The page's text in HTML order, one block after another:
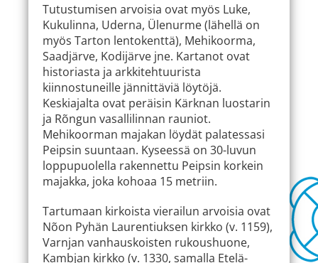
Tutustumisen arvoisia ovat myös Luke,
Kukulinna, Uderna, Ülenurme (lähellä on
myös Tarton lentokenttä), Mehikoorma,
Saadjärve, Kodijärve jne. Kartanot ovat
historiasta ja arkkitehtuurista
kiinnostuneille jännittäviä löytöjä.
Keskiajalta ovat peräisin Kärknan luostarin
ja Rõngun vasallilinnan rauniot.
Mehikoorman majakan löydät palatessasi
Peipsin suuntaan. Kyseessä on 30-luvun
loppupuolella rakennettu Peipsin korkein
majakka, joka kohoaa 15 metriin.
Tartumaan kirkoista vierailun arvoisia ovat
Nõon Pyhän Laurentiuksen kirkko (v. 1159),
Varnjan vanhauskoisten rukoushuone,
Kambjan kirkko (v. 1330, samalla Etelä-